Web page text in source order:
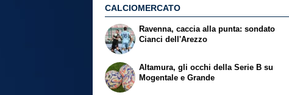
CALCIOMERCATO
Ravenna, caccia alla punta: sondato
Cianci dell'Arezzo
Altamura, gli occhi della Serie B su
Mogentale e Grande